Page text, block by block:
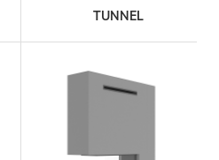
TUNNEL